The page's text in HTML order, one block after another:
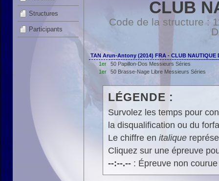
Structures
Participants
CLUB
Code de la structure :
TAN Arun-Antony (2014) FRA - CLUB NAUTIQUE
1er
50 Papillon-Dos Messieurs Séries
1er
50 Brasse-Nage Libre Messieurs Séries
LÉGENDE :
Survolez les temps pour
la disqualification ou du
Le chiffre en italique
Cliquez sur une épreuve
--:--.--: Épreuve non